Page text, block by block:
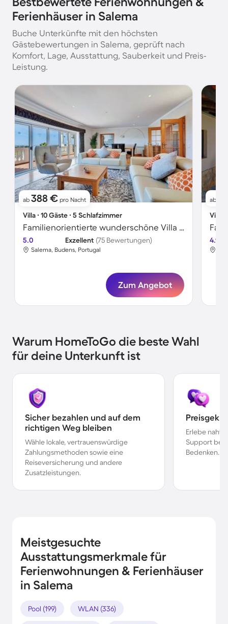
Ferienhäuser in Salema
Buche Unterkünfte mit den höchsten
Gästebewertungen in Salema, geprüft nach
Komfort, Lage, Ausstattung, Sauberkeit und Preis-
Leistung.
ab 388 € pro Nacht
Villa ∙ 10 Gäste ∙ 5 Schlafzimmer
Familienorientierte wunderschöne Villa mit Garten, privatem Pool und Grill | Naturblick | Ideal für Homeoffice
5.0 Exzellent (75 Bewertungen)
Salema, Budens, Portugal
Zum Angebot
ab
Villa
4.9
Warum HomeToGo die beste Wahl
für deine Unterkunft ist
Sicher bezahlen und auf dem
richtigen Weg bleiben
Wähle lokale, vertrauenswürdige
Zahlungsmethoden sowie eine
Reiseversicherung und andere
Zusatzleistungen.
Erlebe
Support bei
Bedenken.
Meistgesuchte
Ausstattungsmerkmale für
Ferienwohnungen & Ferienhäuser
in Salema
Pool (199) WLAN (336)